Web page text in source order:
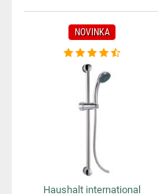
NOVINKA
Haushalt international